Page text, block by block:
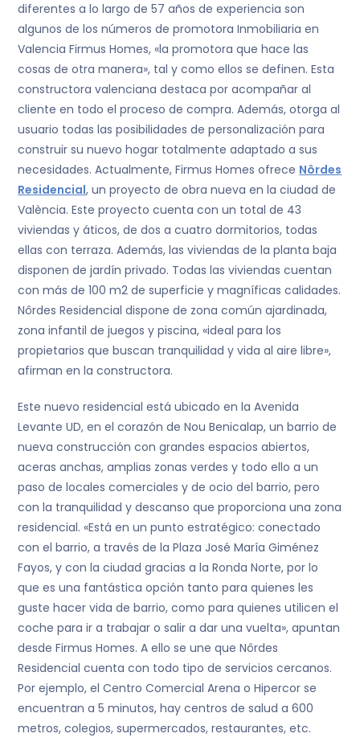
diferentes a lo largo de 57 años de experiencia son
algunos de los números de promotora Inmobiliaria en
Valencia Firmus Homes, «la promotora que hace las
cosas de otra manera», tal y como ellos se definen. Esta
constructora valenciana destaca por acompañar al
cliente en todo el proceso de compra. Además, otorga al
usuario todas las posibilidades de personalización para
construir su nuevo hogar totalmente adaptado a sus
necesidades. Actualmente, Firmus Homes ofrece Nôrdes
Residencial, un proyecto de obra nueva en la ciudad de
València. Este proyecto cuenta con un total de 43
viviendas y áticos, de dos a cuatro dormitorios, todas
ellas con terraza. Además, las viviendas de la planta baja
disponen de jardín privado. Todas las viviendas cuentan
con más de 100 m2 de superficie y magníficas calidades.
Nôrdes Residencial dispone de zona común ajardinada,
zona infantil de juegos y piscina, «ideal para los
propietarios que buscan tranquilidad y vida al aire libre»,
afirman en la constructora.
Este nuevo residencial está ubicado en la Avenida
Levante UD, en el corazón de Nou Benicalap, un barrio de
nueva construcción con grandes espacios abiertos,
aceras anchas, amplias zonas verdes y todo ello a un
paso de locales comerciales y de ocio del barrio, pero
con la tranquilidad y descanso que proporciona una zona
residencial. «Está en un punto estratégico: conectado
con el barrio, a través de la Plaza José María Giménez
Fayos, y con la ciudad gracias a la Ronda Norte, por lo
que es una fantástica opción tanto para quienes les
guste hacer vida de barrio, como para quienes utilicen el
coche para ir a trabajar o salir a dar una vuelta», apuntan
desde Firmus Homes. A ello se une que Nôrdes
Residencial cuenta con todo tipo de servicios cercanos.
Por ejemplo, el Centro Comercial Arena o Hipercor se
encuentran a 5 minutos, hay centros de salud a 600
metros, colegios, supermercados, restaurantes, etc.